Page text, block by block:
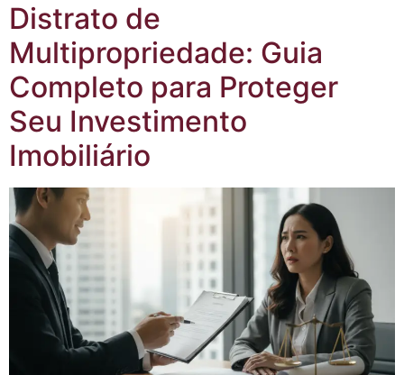
Distrato de
Multipropriedade: Guia
Completo para Proteger
Seu Investimento
Imobiliário